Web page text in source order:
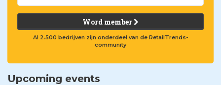
Word member
Al 2.500 bedrijven zijn onderdeel van de RetailTrends-
community
Upcoming events